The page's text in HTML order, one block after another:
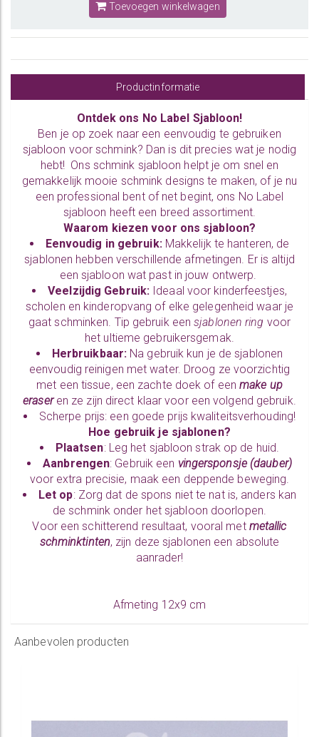
Toevoegen winkelwagen
Productinformatie
Ontdek ons No Label Sjabloon!
Ben je op zoek naar een eenvoudig te gebruiken
sjabloon voor schmink? Dan is dit precies wat je nodig
hebt! Ons schmink sjabloon helpt je om snel en
gemakkelijk mooie schmink designs te maken, of je nu
een professional bent of net begint, ons No Label
sjabloon heeft een breed assortiment.
Waarom kiezen voor ons sjabloon?
Eenvoudig in gebruik:Makkelijk te hanteren, de
sjablonen hebben verschillende afmetingen. Er is altijd
een sjabloon wat past in jouw ontwerp.
Veelzijdig Gebruik: Ideaal voor kinderfeestjes,
scholen en kinderopvang of elke gelegenheid waar je
gaat schminken. Tip gebruik eensjablonen ring voor
het ultieme gebruikersgemak.
Herbruikbaar: Na gebruik kun je de sjablonen
eenvoudig reinigen met water. Droog ze voorzichtig
met een tissue, een zachte doek of eenmake up
eraseren ze zijn direct klaar voor een volgend gebruik.
Scherpe prijs: een goede prijs kwaliteitsverhouding!
Hoe gebruik je sjablonen?
Plaatsen: Leg het sjabloon strak op de huid.
Aanbrengen: Gebruik een vingersponsje (dauber)
voor extra precisie, maak een deppende beweging.
Let op: Zorg dat de spons niet te nat is, anders kan
de schmink onder het sjabloon doorlopen.
Voor een schitterend resultaat, vooral met metallic
schminktinten, zijn deze sjablonen een absolute
aanrader!
Afmeting 12x9 cm
Aanbevolen producten